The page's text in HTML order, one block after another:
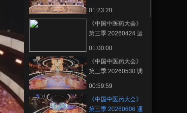
亚冬会
汽车 数智 5G 产业+
01:23:20
《中国中医药大会》
第三季 20260424 运
01:00:00
《中国中医药大会》
第三季 20260530 调
00:59:59
《中国中医药大会》
第三季 20260606 通